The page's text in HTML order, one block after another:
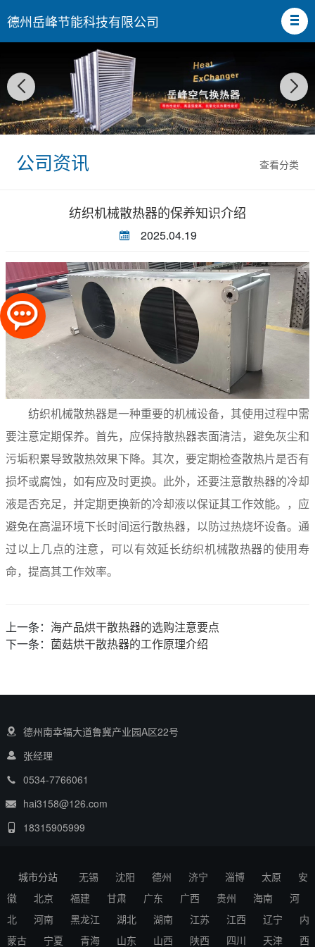
德州岳峰节能科技有限公司
查看分类
公司资讯
纺织机械散热器的保养知识介绍
2025.04.19
纺织机械散热器是一种重要的机械设备，其使用过程中需
要注意定期保养。首先，应保持散热器表面清洁，避免灰尘和
污垢积累导致散热效果下降。其次，要定期检查散热片是否有
损坏或腐蚀，如有应及时更换。此外，还要注意散热器的冷却
液是否充足，并定期更换新的冷却液以保证其工作效能。，应
避免在高温环境下长时间运行散热器，以防过热烧坏设备。通
过以上几点的注意，可以有效延长纺织机械散热器的使用寿
命，提高其工作效率。
上一条： 海产品烘干散热器的选购注意要点
下一条： 菌菇烘干散热器的工作原理介绍
德州南幸福大道鲁冀产业园A区22号
张经理
0534-7766061
hai3158@126.com
18315905999
城市分站 无锡 沈阳 德州 济宁 淄博 太原
安
徽
北京 福建 甘肃 广东 广西 贵州 海南
河
北
河南 黑龙江 湖北 湖南 江苏 江西 辽宁
内
蒙古
宁夏 青海 山东 山西 陕西 四川 天津 西